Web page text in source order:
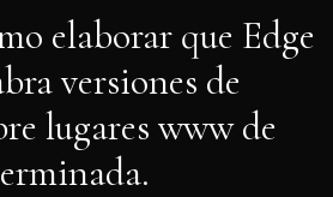
elaborar que Edge
versiones de
lugares www de